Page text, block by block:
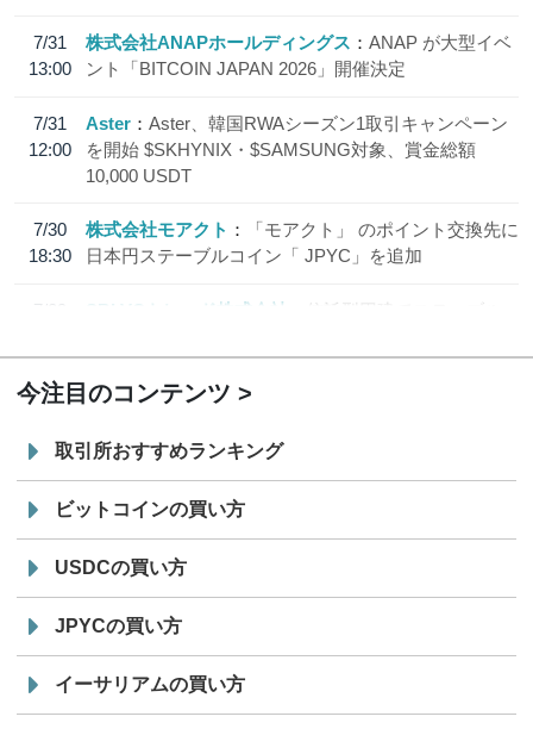
7/31
13:00
株式会社ANAPホールディングス
ANAP が大型イベ
ント「BITCOIN JAPAN 2026」開催決定
7/31
12:00
Aster
Aster、韓国RWAシーズン1取引キャンペーン
を開始 $SKHYNIX・$SAMSUNG対象、賞金総額
10,000 USDT
7/30
18:30
株式会社モアクト
「モアクト」 のポイント交換先に
日本円ステーブルコイン「 JPYC」を追加
7/29
SBI VCトレード株式会社
信託型円建てステーブル
今注目のコンテンツ
取引所おすすめランキング
ビットコインの買い方
USDCの買い方
JPYCの買い方
イーサリアムの買い方